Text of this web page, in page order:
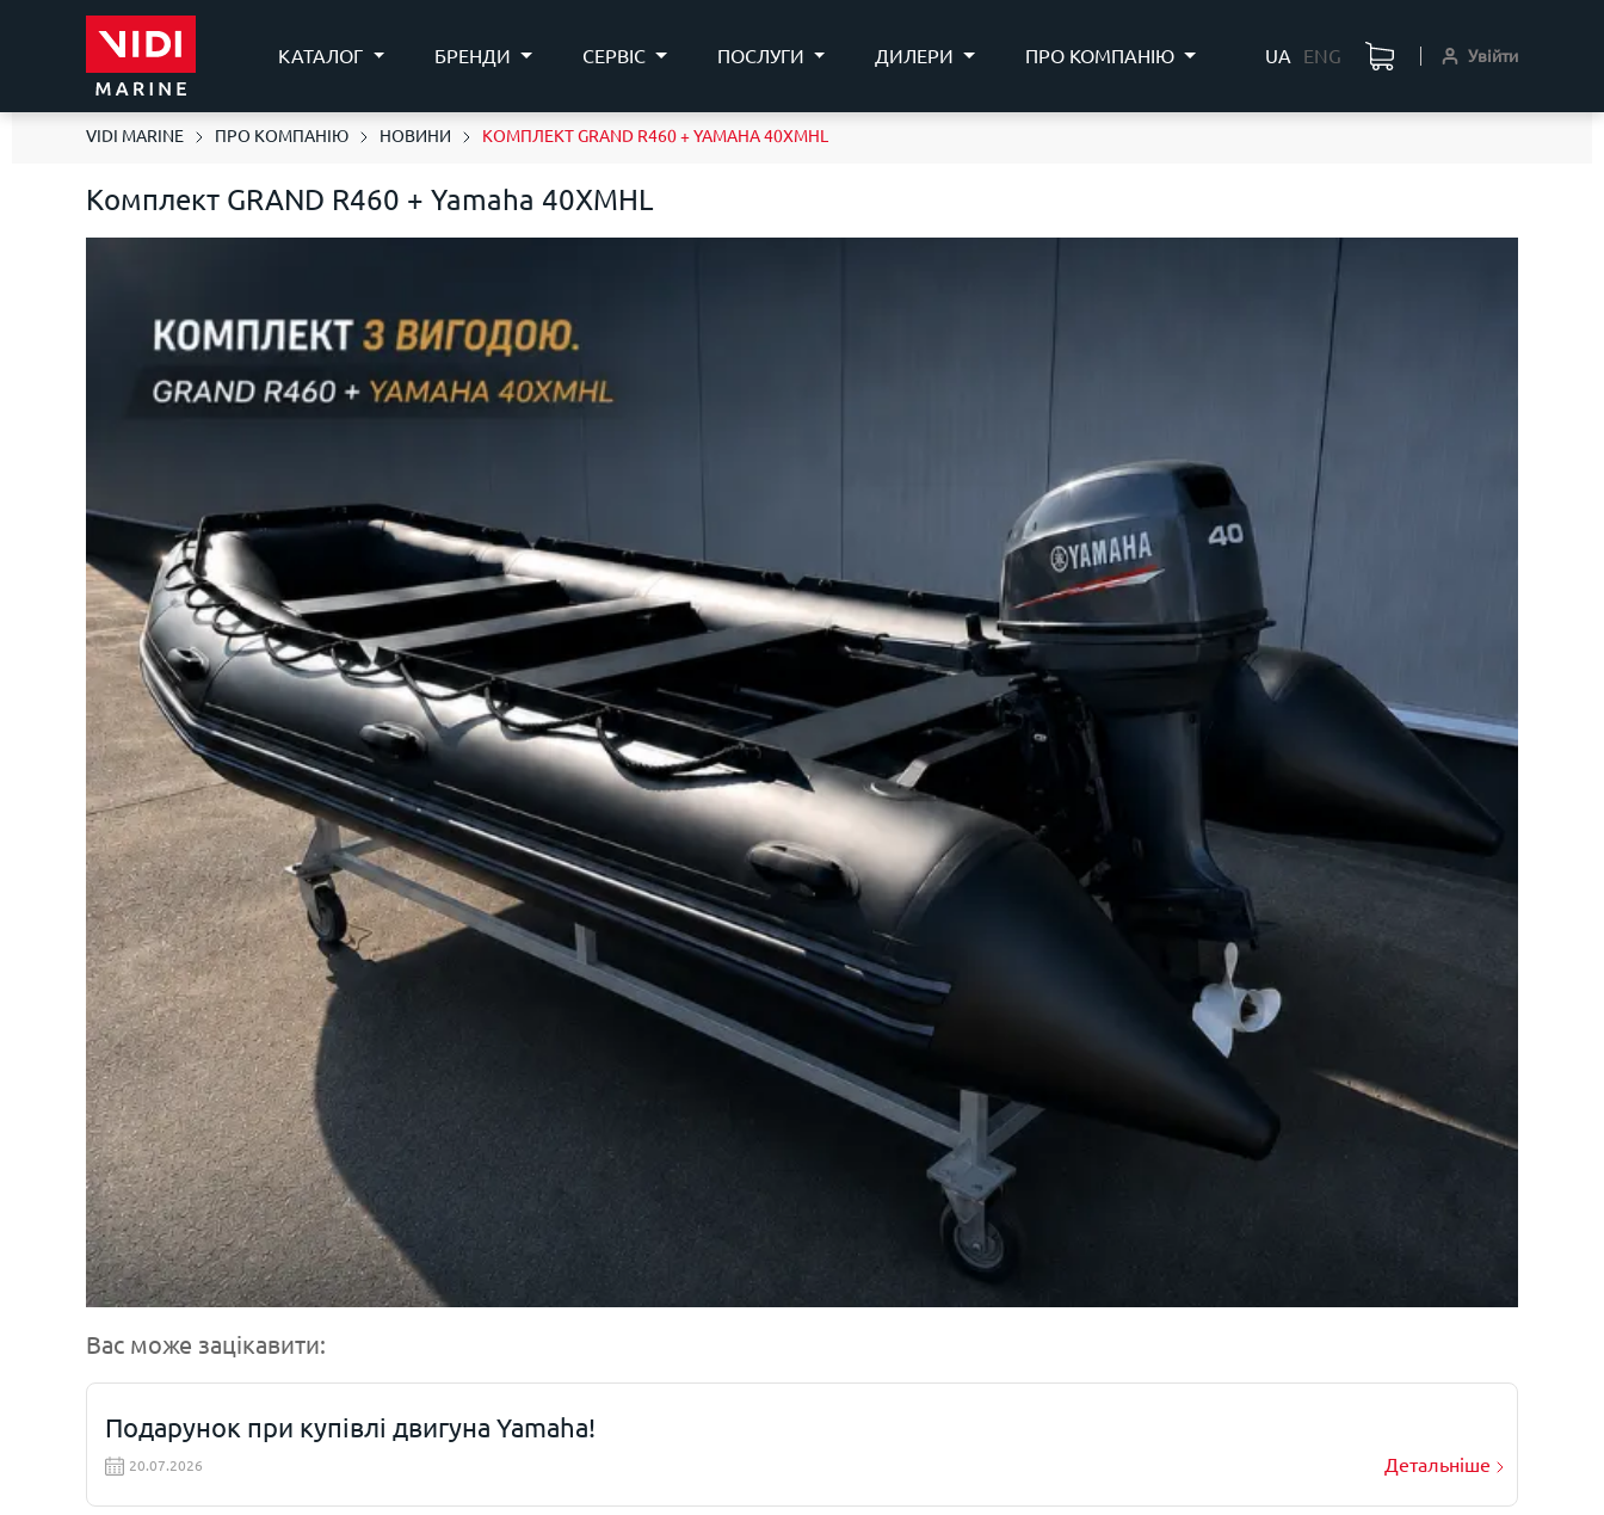
КАТАЛОГ БРЕНДИ СЕРВІС ПОСЛУГИ ДИЛЕРИ ПРО КОМПАНІЮ UA ENG Увійти
VIDI MARINE ПРО КОМПАНІЮ НОВИНИ КОМПЛЕКТ GRAND R460 + YAMAHA 40XMHL
Комплект GRAND R460 + Yamaha 40XMHL
Вас може зацікавити:
Подарунок при купівлі двигуна Yamaha!
20.07.2026 Детальніше